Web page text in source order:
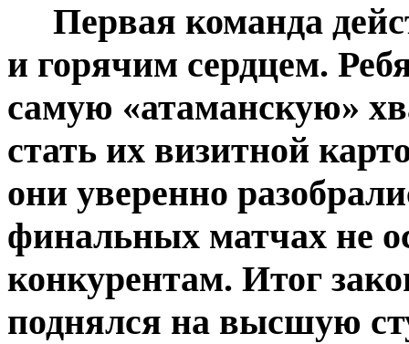
Первая команда
и горячим сердцем.
самую «атаманскую»
стать их визитной
они уверенно
финальных матчах не
конкурентам. Итог
поднялся на высшую